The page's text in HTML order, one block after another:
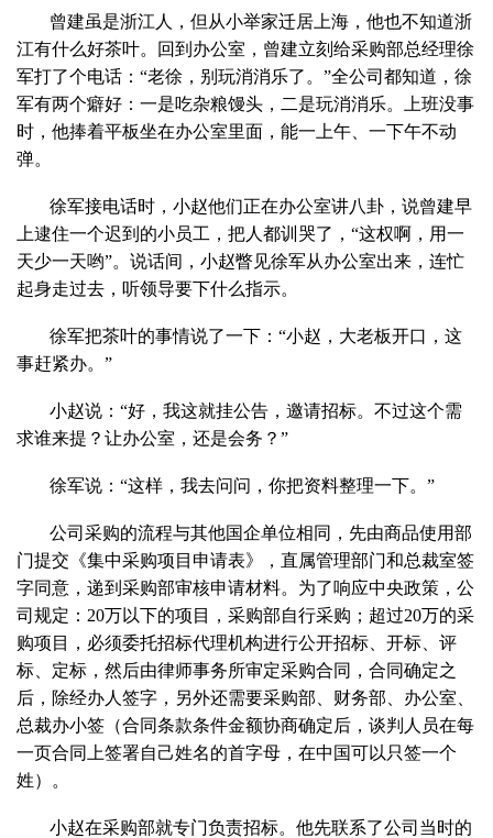
曾建虽是浙江人，但从小举家迁居上海，他也不知道浙
江有什么好茶叶。回到办公室，曾建立刻给采购部总经理徐
军打了个电话：“老徐，别玩消消乐了。”全公司都知道，徐
军有两个癖好：一是吃杂粮馒头，二是玩消消乐。上班没事
时，他捧着平板坐在办公室里面，能一上午、一下午不动
弹。
徐军接电话时，小赵他们正在办公室讲八卦，说曾建早
上逮住一个迟到的小员工，把人都训哭了，“这权啊，用一
天少一天哟”。说话间，小赵瞥见徐军从办公室出来，连忙
起身走过去，听领导要下什么指示。
徐军把茶叶的事情说了一下：“小赵，大老板开口，这
事赶紧办。”
小赵说：“好，我这就挂公告，邀请招标。不过这个需
求谁来提？让办公室，还是会务？”
徐军说：“这样，我去问问，你把资料整理一下。”
公司采购的流程与其他国企单位相同，先由商品使用部
门提交《集中采购项目申请表》，直属管理部门和总裁室签
字同意，递到采购部审核申请材料。为了响应中央政策，公
司规定：20万以下的项目，采购部自行采购；超过20万的采
购项目，必须委托招标代理机构进行公开招标、开标、评
标、定标，然后由律师事务所审定采购合同，合同确定之
后，除经办人签字，另外还需要采购部、财务部、办公室、
总裁办小签（合同条款条件金额协商确定后，谈判人员在每
一页合同上签署自己姓名的首字母，在中国可以只签一个
姓）。
小赵在采购部就专门负责招标。他先联系了公司当时的